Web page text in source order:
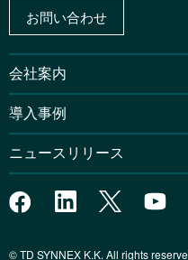
お問い合わせ
会社案内
導入事例
ニュースリリース
© TD SYNNEX K.K. All rights